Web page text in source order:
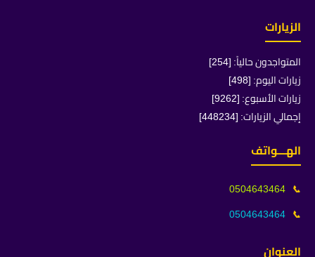
الزيارات
المتواجدون حالياً: [254]
زيارات اليوم: [498]
زيارات الأسبوع: [9262]
إجمالي الزيارات: [448234]
الهـــواتف
📞
0504643464
📞
0504643464
العنوان